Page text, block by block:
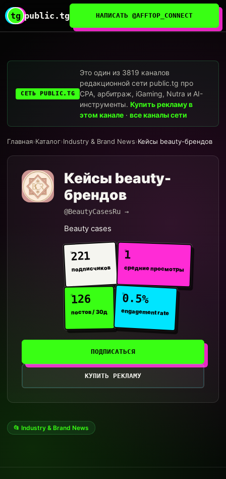
tg public.tg НАПИСАТЬ @AFFTOP_CONNECT
СЕТЬ PUBLIC.TG
Это один из 3819 каналов
редакционной сети public.tg про
CPA, арбитраж, iGaming, Nutra и AI-
инструменты.Купить рекламу в
этом канале ·все каналы сети
Главная›Каталог›Industry & Brand News›Кейсы beauty-брендов
Кейсы beauty-
брендов
@BeautyCasesRu →
Beauty cases
221
подписчиков
1
средние просмотры
126
постов / 30д
0.5%
engagement rate
ПОДПИСАТЬСЯ
КУПИТЬ РЕКЛАМУ
📂 Industry & Brand News